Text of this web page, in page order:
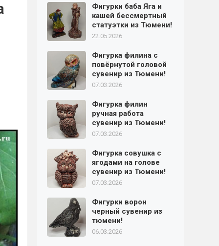
Фигурки баба Яга и
кашей бессмертный
статуэтки из Тюмени!
22.05.2026
Фигурка филина с
повёрнутой головой
сувенир из Тюмени!
07.03.2026
Фигурка филин
ручная работа
сувенир из Тюмени!
07.03.2026
Фигурка совушка с
ягодами на голове
сувенир из Тюмени!
07.03.2026
Фигурки ворон
черный сувенир из
тюмени!
06.03.2026